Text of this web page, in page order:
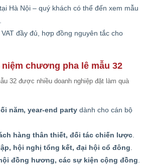
Hà Nội – quý khách có thể đến xem mẫu
đầy đủ, hợp đồng nguyên tắc cho
chương pha lê mẫu 32
32 được nhiều doanh nghiệp đặt làm quà
năm, year-end party dành cho cán bộ
hàng thân thiết, đối tác chiến lược
hội nghị tổng kết, đại hội cổ đông
đồng hương, các sự kiện cộng đồng